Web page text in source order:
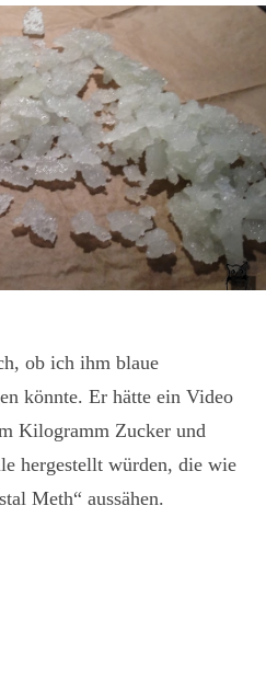
ob ich ihm blaue
könnte. Er hätte ein Video
Kilogramm Zucker und
hergestellt würden, die wie
Meth“ aussähen.